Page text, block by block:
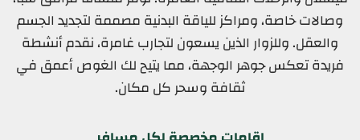
وصالات خاصة، ومراكز للياقة البدنية مصممة لتجديد الجسم
والعقل. وللزوار الذين يسعون لتجارب غامرة، نقدم أنشطة
فريدة تعكس جوهر الوجهة، مما يتيح لك الغوص أعمق في
ثقافة وسحر كل مكان.